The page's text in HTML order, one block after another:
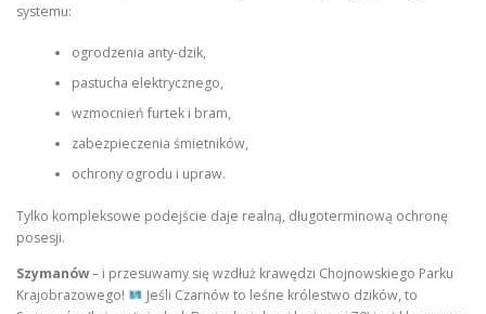
systemu:
ogrodzenia anty-dzik,
pastucha elektrycznego,
wzmocnień furtek i bram,
zabezpieczenia śmietników,
ochrony ogrodu i upraw.
Tylko kompleksowe podejście daje realną, długoterminową ochronę
posesji.
Szymanów– i przesuwamy się wzdłuż krawędzi Chojnowskiego Parku
Krajobrazowego!
Jeśli Czarnów to leśne królestwo dzików, to